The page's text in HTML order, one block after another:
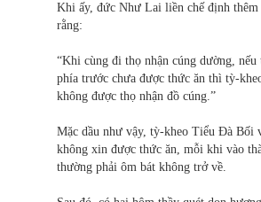
Khi ấy, đức Như Lai liền chế định
rằng:
“Khi cùng đi thọ nhận cúng dường, nếu
phía trước chưa được thức ăn thì tỳ-
không được thọ nhận đồ cúng.”
Mặc dầu như vậy, tỳ-kheo Tiểu Đà Bối
không xin được thức ăn, mỗi khi vào
thường phải ôm bát không trở về.